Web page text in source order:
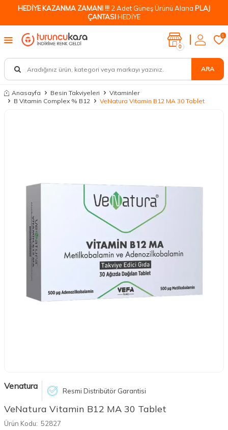
HEDİYE KAZANMA ZAMANI !!! 2 Adet Güneş Ürünü Alana PLAJ
ÇANTASIHEDİYE
ARA
0
0
Anasayfa Besin Takviyeleri
Vitaminler
B Vitamin Complex % B12
VeNatura Vitamin B12 MA 30 Tablet
Venatura Resmi Distribütör Garantisi
VeNatura Vitamin B12 MA 30 Tablet
Ürün Kodu: 52827